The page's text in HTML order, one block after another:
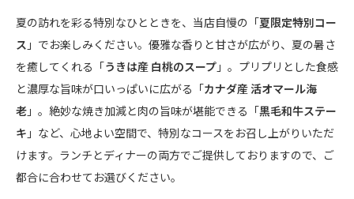
夏の訪れを彩る特別なひとときを、当店自慢の「夏限定特別コー
ス 」でお楽しみください。優雅な香りと甘さが広がり、夏の暑さ
を癒してくれる「うきは産 白桃のスープ 」。プリプリとした食感
と濃厚な旨味が口いっぱいに広がる「カナダ産 活オマール海
老 」。絶妙な焼き加減と肉の旨味が堪能できる「黒毛和牛ステー
キ 」など、心地よい空間で、特別なコースをお召し上がりいただ
けます。ランチとディナーの両方でご提供しておりますので、ご
都合に合わせてお選びください。